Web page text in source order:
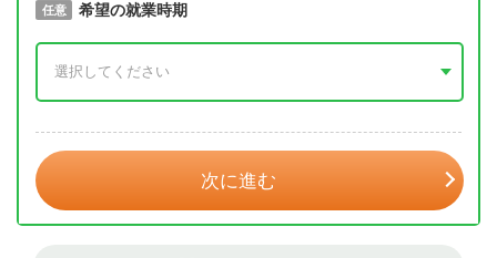
必須 取得予定年
任意 希望の就業時期
次に進む